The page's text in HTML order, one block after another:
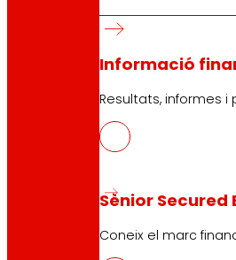
Informació
Resultats, informes i
Sènior Secured
Coneix el marc